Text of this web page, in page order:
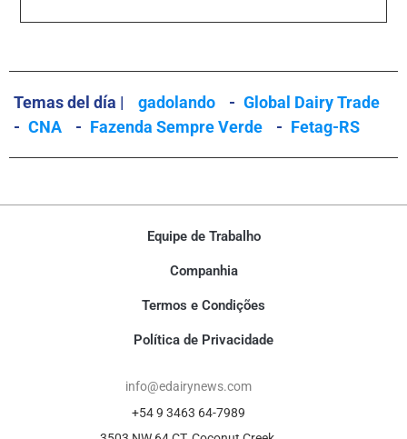
Temas del día | gadolando - Global Dairy Trade
- CNA - Fazenda Sempre Verde - Fetag-RS
Equipe de Trabalho
Companhia
Termos e Condições
Política de Privacidade
info@edairynews.com
+54 9 3463 64-7989